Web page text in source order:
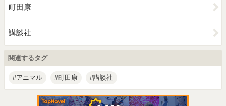
町田康
講談社
関連するタグ
アニマル 町田康 講談社